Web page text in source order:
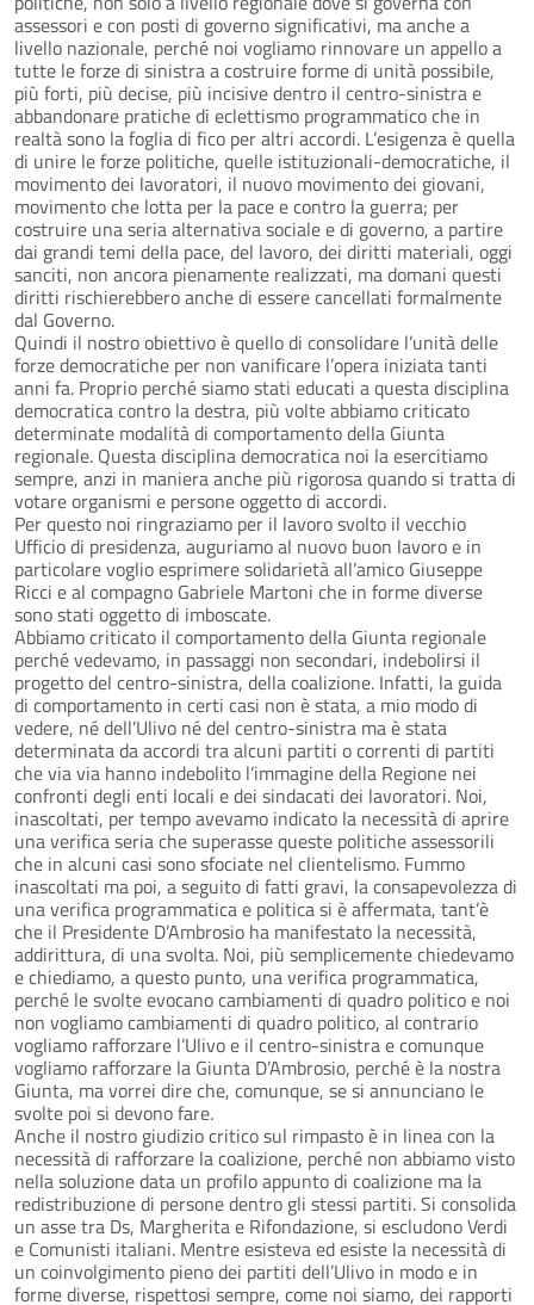
assessori e con posti di governo significativi, ma anche a
livello nazionale, perché noi vogliamo rinnovare un appello a
tutte le forze di sinistra a costruire forme di unità possibile,
più forti, più decise, più incisive dentro il centro-sinistra e
abbandonare pratiche di eclettismo programmatico che in
realtà sono la foglia di fico per altri accordi. L’esigenza è quella
di unire le forze politiche, quelle istituzionali-democratiche, il
movimento dei lavoratori, il nuovo movimento dei giovani,
movimento che lotta per la pace e contro la guerra; per
costruire una seria alternativa sociale e di governo, a partire
dai grandi temi della pace, del lavoro, dei diritti materiali, oggi
sanciti, non ancora pienamente realizzati, ma domani questi
diritti rischierebbero anche di essere cancellati formalmente
dal Governo.
Quindi il nostro obiettivo è quello di consolidare l’unità delle
forze democratiche per non vanificare l’opera iniziata tanti
anni fa. Proprio perché siamo stati educati a questa disciplina
democratica contro la destra, più volte abbiamo criticato
determinate modalità di comportamento della Giunta
regionale. Questa disciplina democratica noi la esercitiamo
sempre, anzi in maniera anche più rigorosa quando si tratta di
votare organismi e persone oggetto di accordi.
Per questo noi ringraziamo per il lavoro svolto il vecchio
Ufficio di presidenza, auguriamo al nuovo buon lavoro e in
particolare voglio esprimere solidarietà all’amico Giuseppe
Ricci e al compagno Gabriele Martoni che in forme diverse
sono stati oggetto di imboscate.
Abbiamo criticato il comportamento della Giunta regionale
perché vedevamo, in passaggi non secondari, indebolirsi il
progetto del centro-sinistra, della coalizione. Infatti, la guida
di comportamento in certi casi non è stata, a mio modo di
vedere, né dell’Ulivo né del centro-sinistra ma è stata
determinata da accordi tra alcuni partiti o correnti di partiti
che via via hanno indebolito l’immagine della Regione nei
confronti degli enti locali e dei sindacati dei lavoratori. Noi,
inascoltati, per tempo avevamo indicato la necessità di aprire
una verifica seria che superasse queste politiche assessorili
che in alcuni casi sono sfociate nel clientelismo. Fummo
inascoltati ma poi, a seguito di fatti gravi, la consapevolezza di
una verifica programmatica e politica si è affermata, tant’è
che il Presidente D’Ambrosio ha manifestato la necessità,
addirittura, di una svolta. Noi, più semplicemente chiedevamo
e chiediamo, a questo punto, una verifica programmatica,
perché le svolte evocano cambiamenti di quadro politico e noi
non vogliamo cambiamenti di quadro politico, al contrario
vogliamo rafforzare l’Ulivo e il centro-sinistra e comunque
vogliamo rafforzare la Giunta D’Ambrosio, perché è la nostra
Giunta, ma vorrei dire che, comunque, se si annunciano le
svolte poi si devono fare.
Anche il nostro giudizio critico sul rimpasto è in linea con la
necessità di rafforzare la coalizione, perché non abbiamo visto
nella soluzione data un profilo appunto di coalizione ma la
redistribuzione di persone dentro gli stessi partiti. Si consolida
un asse tra Ds, Margherita e Rifondazione, si escludono Verdi
e Comunisti italiani. Mentre esisteva ed esiste la necessità di
un coinvolgimento pieno dei partiti dell’Ulivo in modo e in
forme diverse, rispettosi sempre, come noi siamo, dei rapporti